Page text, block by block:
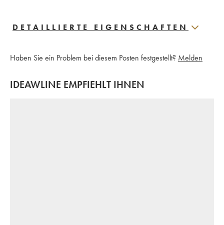
DETAILLIERTE EIGENSCHAFTEN
Haben Sie ein Problem bei diesem Posten festgestellt? Melden
IDEAWLINE EMPFIEHLT IHNEN